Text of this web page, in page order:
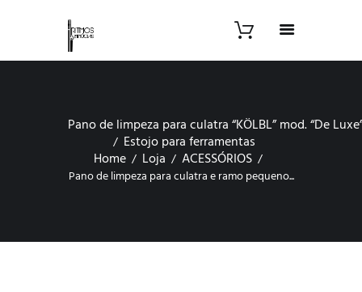
Pano de limpeza para culatra “KÖLBL” mod. “De
Estojo para ferramentas
Home
Loja ACESSÓRIOS
Pano de limpeza para culatra e ramo pequeno...